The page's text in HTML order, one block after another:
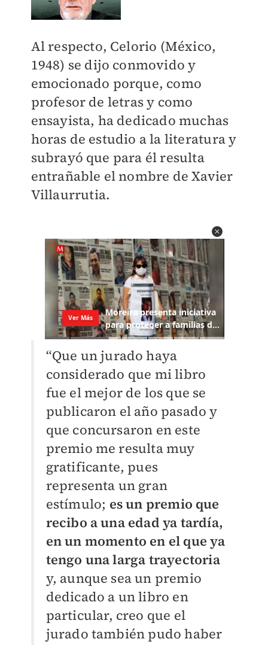
Al respecto, Celorio (México,
1948) se dijo conmovido y
emocionado porque, como
profesor de letras y como
ensayista, ha dedicado muchas
horas de estudio a la literatura y
subrayó que para él resulta
entrañable el nombre de Xavier
Villaurrutia.
“Que un jurado haya
considerado que mi libro
fue el mejor de los que se
publicaron el año pasado y
que concursaron en este
premio me resulta muy
gratificante, pues
representa un gran
estímulo; es un premio que
recibo a una edad ya tardía,
en un momento en el que ya
tengo una larga trayectoria
y, aunque sea un premio
dedicado a un libro en
particular, creo que el
jurado también pudo haber